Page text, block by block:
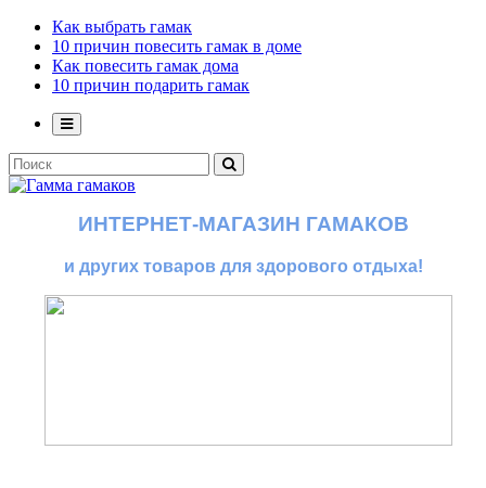
Как выбрать гамак
10 причин повесить гамак в доме
Как повесить гамак дома
10 причин подарить гамак
ИНТЕРНЕТ-МАГАЗИН ГАМАКОВ
и других товаров для здорового отдыха!